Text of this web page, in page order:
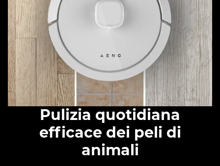
Pulizia quotidiana
efficace dei peli di
animali